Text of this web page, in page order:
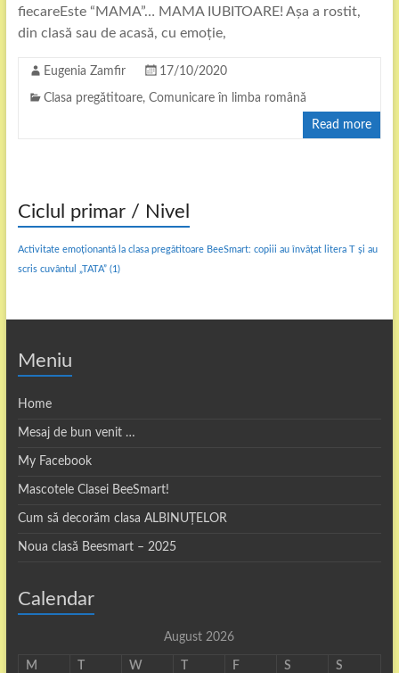
fiecareEste “MAMA”… MAMA IUBITOARE! Așa a rostit,
din clasă sau de acasă, cu emoție,
Eugenia Zamfir 17/10/2020
Clasa pregătitoare, Comunicare în limba română
Read more
Ciclul primar / Nivel
Activitate emoționantă la clasa pregătitoare BeeSmart: copiii au învățat litera T și au
scris cuvântul „TATA”(1)
Meniu
Home
Mesaj de bun venit …
My Facebook
Mascotele Clasei BeeSmart!
Cum să decorăm clasa ALBINUȚELOR
Noua clasă Beesmart – 2025
Calendar
August 2026
M W F S
S